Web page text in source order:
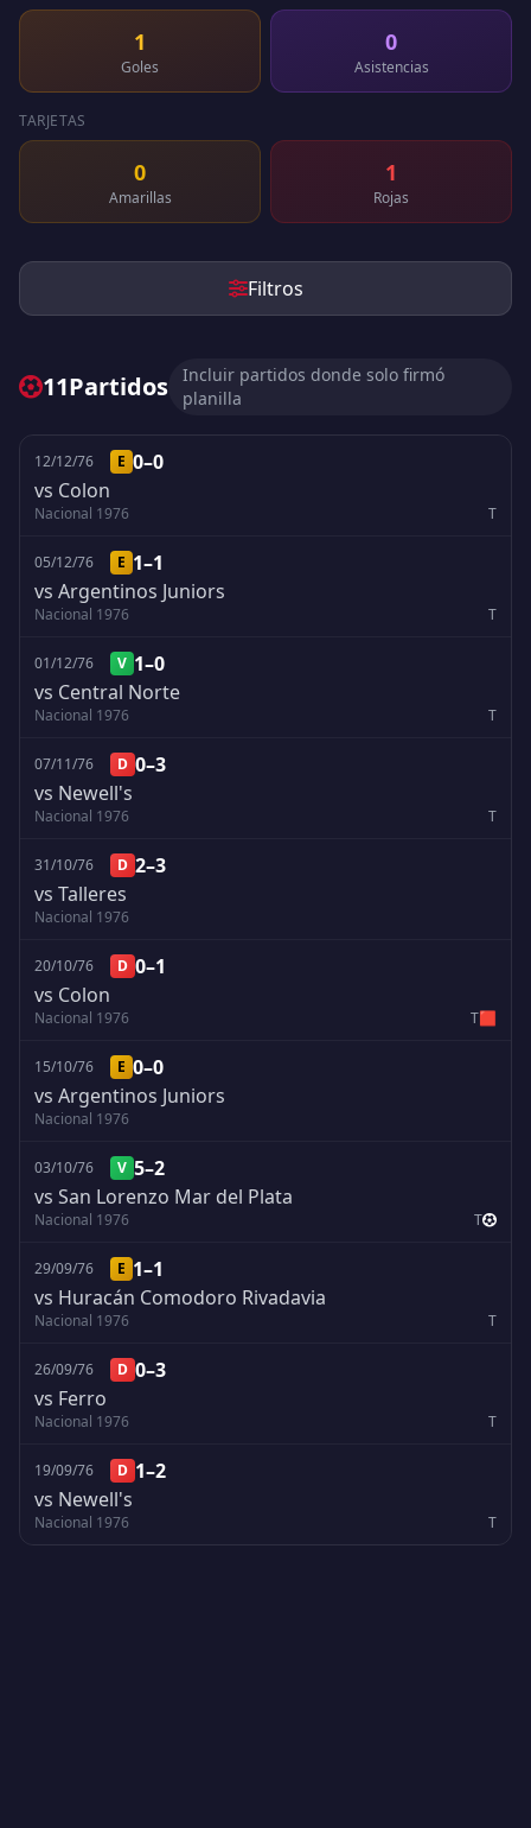
1
Goles
0
Asistencias
TARJETAS
0
Amarillas
1
Rojas
Filtros
11Partidos
Incluir partidos donde solo firmó
planilla
12/12/76 E 0–0
vs Colon
Nacional 1976 T
05/12/76 E 1–1
vs Argentinos Juniors
Nacional 1976 T
01/12/76 V 1–0
vs Central Norte
Nacional 1976 T
07/11/76 D 0–3
vs Newell's
Nacional 1976 T
31/10/76 D 2–3
vs Talleres
Nacional 1976
20/10/76 D 0–1
vs Colon
Nacional 1976 T🟥
15/10/76 E 0–0
vs Argentinos Juniors
Nacional 1976
03/10/76 V 5–2
vs San Lorenzo Mar del Plata
Nacional 1976 T
29/09/76 E 1–1
vs Huracán Comodoro Rivadavia
Nacional 1976 T
26/09/76 D 0–3
vs Ferro
Nacional 1976 T
19/09/76 D 1–2
vs Newell's
Nacional 1976 T